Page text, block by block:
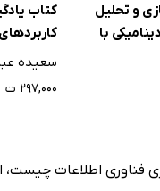
و تحلیل
با
کتاب
سعیده
۲۹۷,۰۰۰ ت
فناوری اطلاعات چیست،